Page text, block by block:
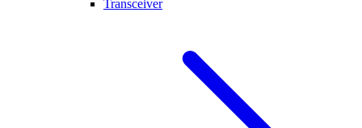
Transceiver